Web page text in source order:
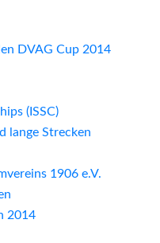
DVAG Cup 2014
(ISSC)
lange Strecken
1906 e.V.
2014